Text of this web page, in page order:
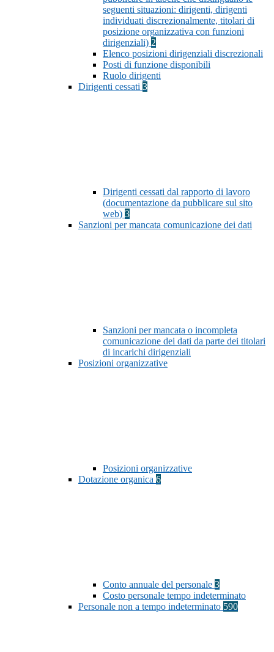
seguenti situazioni: dirigenti, dirigenti
individuati discrezionalmente, titolari di
posizione organizzativa con funzioni
dirigenziali) 2
Elenco posizioni dirigenziali discrezionali
Posti di funzione disponibili
Ruolo dirigenti
Dirigenti cessati 3
Dirigenti cessati dal rapporto di lavoro
(documentazione da pubblicare sul sito
web) 3
Sanzioni per mancata comunicazione dei dati
Sanzioni per mancata o incompleta
comunicazione dei dati da parte dei titolari
di incarichi dirigenziali
Posizioni organizzative
Posizioni organizzative
Dotazione organica 6
Conto annuale del personale 3
Costo personale tempo indeterminato
Personale non a tempo indeterminato 590